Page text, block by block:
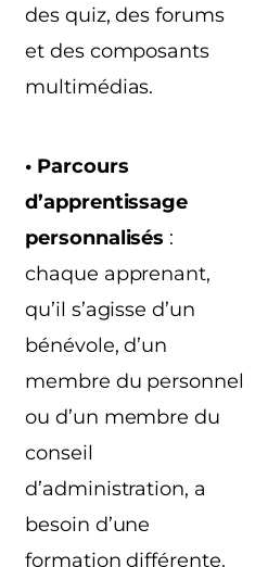
des quiz, des forums
et des composants
multimédias.
• Parcours
d’apprentissage
personnalisés :
chaque apprenant,
qu’il s’agisse d’un
bénévole, d’un
membre du personnel
ou d’un membre du
conseil
d’administration, a
besoin d’une
formation différente.